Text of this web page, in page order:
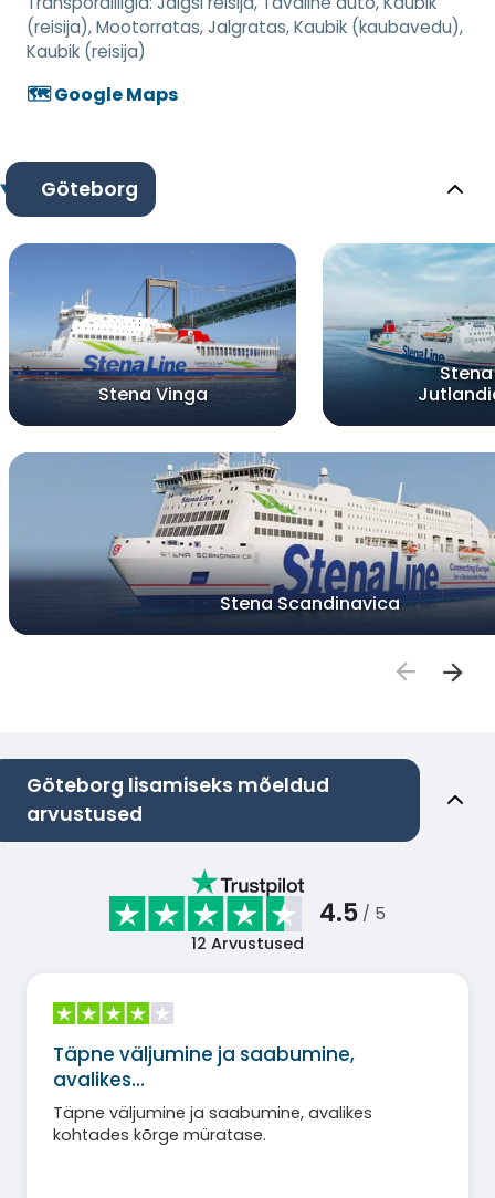
(reisija), Mootorratas, Jalgratas, Kaubik (kaubavedu),
Kaubik (reisija)
🗺️ Google Maps
Göteborg
Stena Vinga
Stena
Stena Scandinavica
Göteborg lisamiseks mõeldud
arvustused
4.5 / 5
12 Arvustused
Täpne väljumine ja saabumine,
avalikes…
Täpne väljumine ja saabumine, avalikes
kohtades kõrge müratase.